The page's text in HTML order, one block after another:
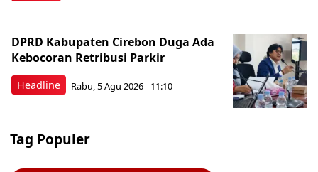
Headline
DPRD Kabupaten Cirebon Duga Ada
Kebocoran Retribusi Parkir
Rabu, 5 Agu 2026 - 11:10
Tag Populer